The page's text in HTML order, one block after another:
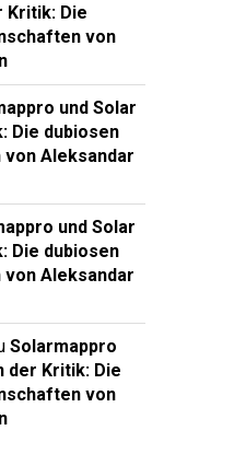
Kritik: Die
von
und Solar
Die dubiosen
Aleksandar
und Solar
Die dubiosen
Aleksandar
Solarmappro
der Kritik: Die
von